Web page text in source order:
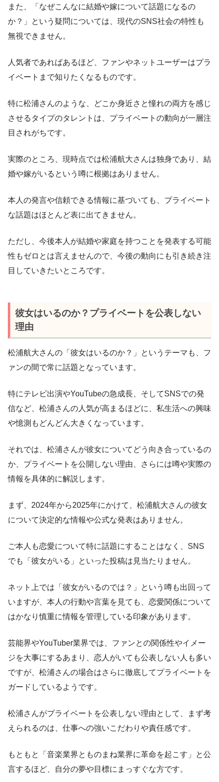
また、「なぜこんなに結婚や嫁について話題になるの
か？」という疑問については、現代のSNS社会の特性も
無視できません。
人気者であればあるほど、ファンやネットユーザーはプラ
イベートまで知りたくなるものです。
特に松浦さんのような、どこか身近さと憧れの両方を感じ
させるタイプのタレントは、プライベートの動向が一層注
目されがちです。
実際のところ、現時点では松浦航大さんは独身であり、結
婚や嫁がいるという噂に根拠はありません。
本人の発言や信頼できる情報に基づいても、プライベート
な話題はほとんど表に出てきません。
ただし、今後本人が結婚や家庭を持つことを発表する可能
性もゼロとは言えませんので、今後の動向にも引き続き注
目していきたいところです。
彼女はいるのか？プライベートを公表しない
理由
松浦航大さんの「彼女はいるのか？」というテーマも、フ
ァンの間で常に話題となっています。
特にテレビ出演やYouTubeの急成長、そしてSNSでの発
信など、松浦さんの人気が高まるほどに、私生活への興味
や憶測もどんどん大きくなっています。
それでは、松浦さんが彼女についてどう向き合っているの
か、プライベートを公開しない理由、さらには噂や実際の
情報を具体的に解説します。
まず、2024年から2025年にかけて、松浦航大さんの彼女
について決定的な情報や公式な発表はありません。
ご本人も恋愛について特に話題にすることはなく、SNS
でも「彼女がいる」といった投稿は見当たりません。
ネット上では「彼女がいるのでは？」という噂も出回って
いますが、本人の行動や言葉を見ても、恋愛関係について
はかなり慎重に情報を管理している印象があります。
芸能界やYouTuber業界では、ファンとの関係性やイメー
ジを大事にするあまり、恋人がいても公表しない人も多い
ですが、松浦さんの場合はさらに徹底してプライベートを
ガードしているようです。
松浦さんがプライベートを公表しない理由として、まず考
えられるのは、仕事への強いこだわりや責任感です。
もともと「音楽業界とものまね業界に革命を起こす」と公
言するほど、自分の夢や目標にまっすぐな方です。